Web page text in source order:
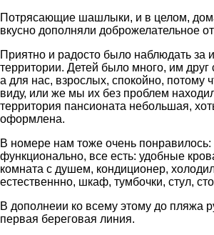
Потрясающие шашлыки, и в целом,
вкусно дополняли доброжелательное
Приятно и радосто было наблюдать за
территории. Детей было много, им друг
а для нас, взрослых, спокойно, потому
виду, или же мы их без проблем
территория пансионата небольшая,
оформлена.
В номере нам тоже очень понравилось:
функционально, все есть: удобные
комната с душем, кондиционер,
естественнно, шкаф, тумбочки, стул,
В дополнеии ко всему этому до пляжа
первая береговая линия.